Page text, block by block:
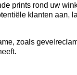
prints rond uw
klanten
zoals